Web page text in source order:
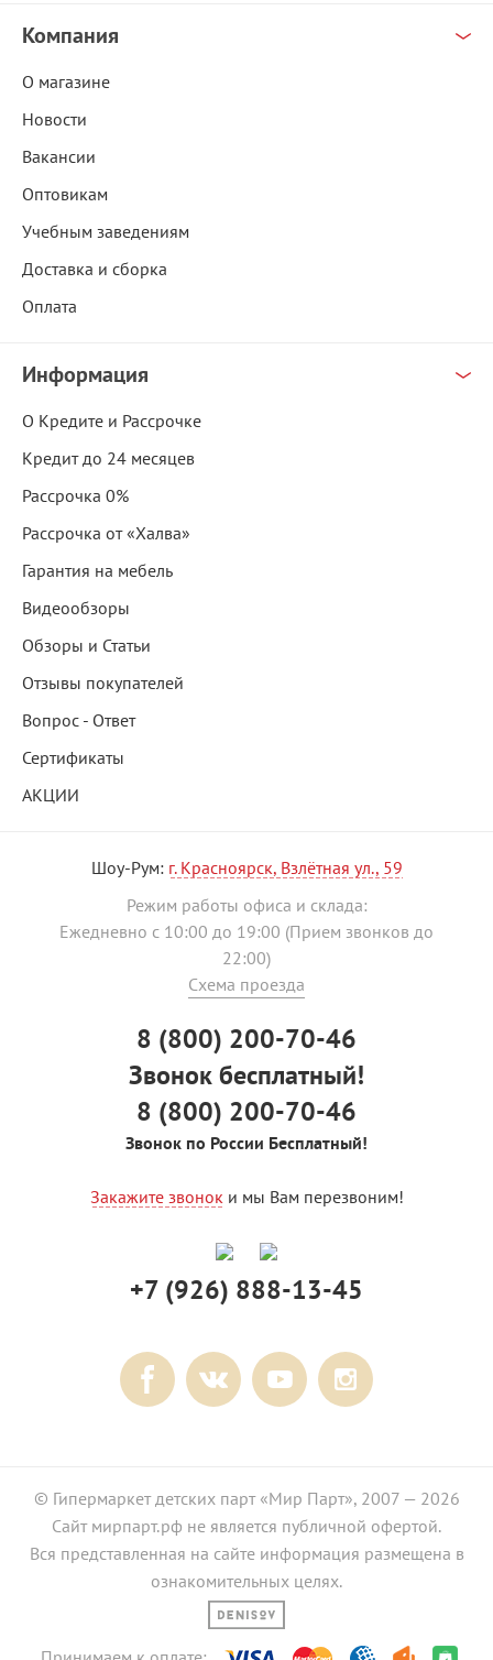
Компания
О магазине
Новости
Вакансии
Оптовикам
Учебным заведениям
Доставка и сборка
Оплата
Информация
О Кредите и Рассрочке
Кредит до 24 месяцев
Рассрочка 0%
Рассрочка от «Халва»
Гарантия на мебель
Видеообзоры
Обзоры и Статьи
Отзывы покупателей
Вопрос - Ответ
Сертификаты
АКЦИИ
Шоу-Рум: г. Красноярск, Взлётная ул., 59
Режим работы офиса и склада:
Ежедневно с 10:00 до 19:00 (Прием звонков до
22:00)
Схема проезда
8 (800) 200-70-46
Звонок бесплатный!
8 (800) 200-70-46
Звонок по России Бесплатный!
Закажите звоноки мы Вам перезвоним!
+7 (926) 888-13-45
© Гипермаркет детских парт «Мир Парт», 2007 — 2026
Сайт мирпарт.рф не является публичной офертой.
Вся представленная на сайте информация размещена в
ознакомительных целях.